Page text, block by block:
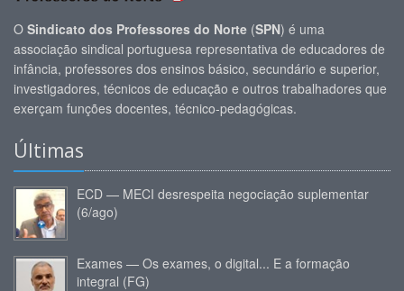
O Sindicato dos Professores do Norte (SPN) é uma
associação sindical portuguesa representativa de educadores de
infância, professores dos ensinos básico, secundário e superior,
investigadores, técnicos de educação e outros trabalhadores que
exerçam funções docentes, técnico-pedagógicas.
Últimas
ECD — MECI desrespeita negociação suplementar
(6/ago)
Exames — Os exames, o digital... E a formação
integral (FG)